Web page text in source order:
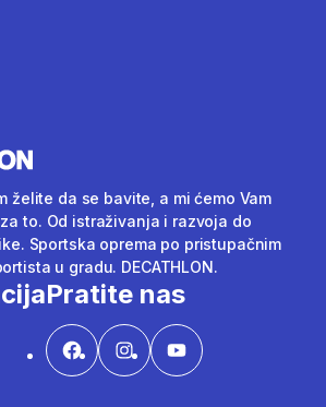
želite da se bavite, a mi ćemo Vam
to. Od istraživanja i razvoja do
Sportska oprema po pristupačnim
u gradu. DECATHLON.
Pratite nas